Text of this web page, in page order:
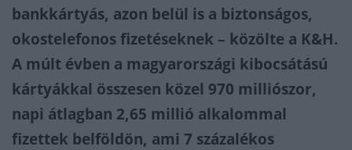
bankkártyás, azon belül is a biztonságos,
okostelefonos fizetéseknek – közölte a K&H.
A múlt évben a magyarországi kibocsátású
kártyákkal összesen közel 970 milliószor,
napi átlagban 2,65 millió alkalommal
fizettek belföldön, ami 7 százalékos